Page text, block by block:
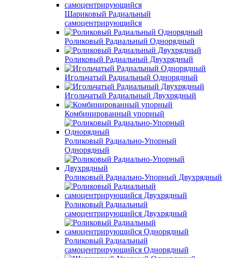
Шариковый Радиальный
самоцентрирующийся
Роликовый Радиальный Однорядный
Роликовый Радиальный Двухрядный
Игольчатый Радиальный Однорядный
Игольчатый Радиальный Двухрядный
Комбинированный упорный
Роликовый Радиально-Упорный
Однорядный
Роликовый Радиально-Упорный Двухрядный
Роликовый Радиальный
самоцентрирующийся Двухрядный
Роликовый Радиальный
самоцентрирующийся Однорядный